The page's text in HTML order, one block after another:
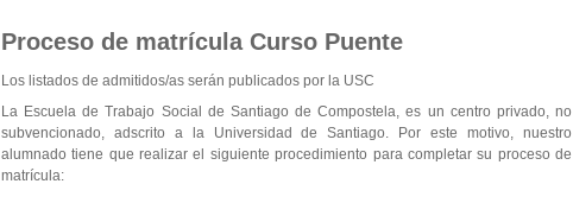
Proceso de matrícula Curso Puente
Los listados de admitidos/as serán publicados por la USC
La Escuela de Trabajo Social de Santiago de Compostela, es un centro privado, no
subvencionado, adscrito a la Universidad de Santiago. Por este motivo, nuestro
alumnado tiene que realizar el siguiente procedimiento para completar su proceso de
matrícula: